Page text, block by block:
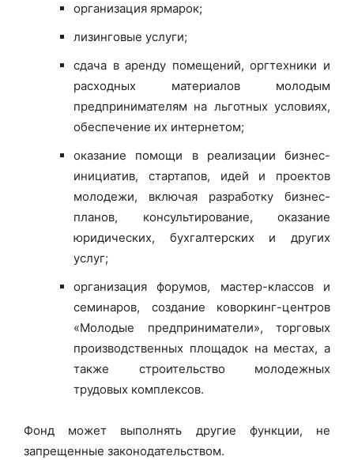
организация ярмарок;
лизинговые услуги;
сдача в аренду помещений, оргтехники и
расходных материалов молодым
предпринимателям на льготных условиях,
обеспечение их интернетом;
оказание помощи в реализации бизнес-
инициатив, стартапов, идей и проектов
молодежи, включая разработку бизнес-
планов, консультирование, оказание
юридических, бухгалтерских и других
услуг;
организация форумов, мастер-классов и
семинаров, создание коворкинг-центров
«Молодые предприниматели», торговых
производственных площадок на местах, а
также строительство молодежных
трудовых комплексов.
Фонд может выполнять другие функции, не
запрещенные законодательством.